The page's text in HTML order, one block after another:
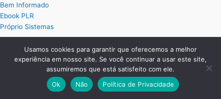
Bem Informado
Ebook PLR
Próprio Sistemas
Posts
Planilha Excel de Cálculo de Hora Extra
Planilha Excel para Plano de Cargos e Salários
Usamos cookies para garantir que oferecemos a melhor
experiência em nosso site. Se você continuar a usar este site,
assumiremos que está satisfeito com ele.
Ok
Não Política de Privacidade